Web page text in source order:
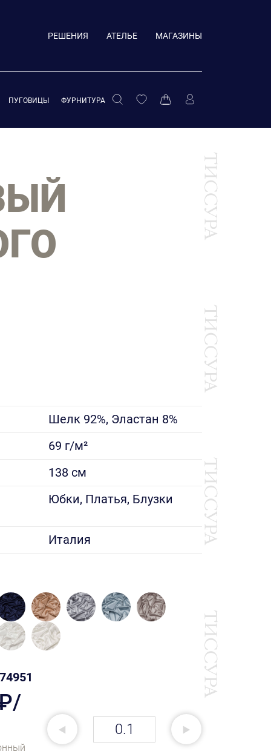
РЕШЕНИЯ АТЕЛЬЕ МАГАЗИНЫ
ПУГОВИЦЫ ФУРНИТУРА
Шелк 92%, Эластан 8%
69 г/м²
138 см
Юбки, Платья, Блузки
Италия